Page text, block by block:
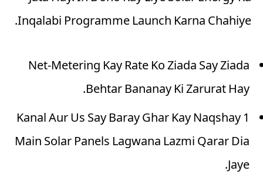
Inqalabi Programme Launch Karna Chahiye.
Net-Metering Kay Rate Ko Ziada Say Ziada
Behtar Bananay Ki Zarurat Hay.
1 Kanal Aur Us Say Baray Ghar Kay Naqshay
Main Solar Panels Lagwana Lazmi Qarar Dia
Jaye.